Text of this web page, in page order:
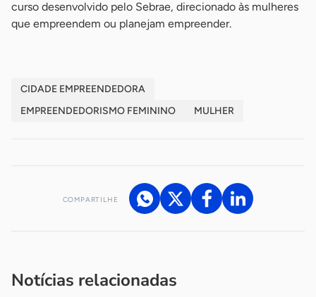
curso desenvolvido pelo Sebrae, direcionado às mulheres
que empreendem ou planejam empreender.
CIDADE EMPREENDEDORA
EMPREENDEDORISMO FEMININO
MULHER
COMPARTILHE
Notícias relacionadas